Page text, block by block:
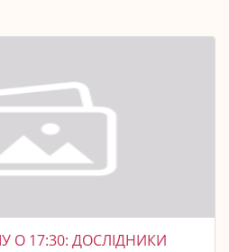
О 17:30: ДОСЛІДНИКИ